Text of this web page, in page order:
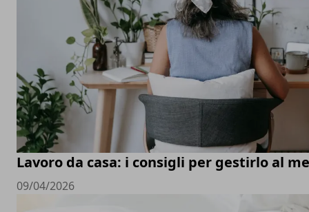
Lavoro da casa: i consigli per gestirlo al
09/04/2026